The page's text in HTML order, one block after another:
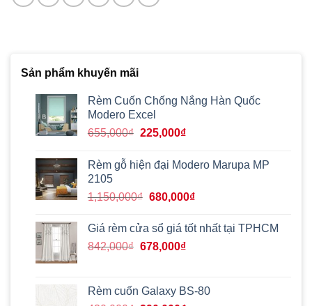
Sản phẩm khuyến mãi
Rèm Cuốn Chống Nắng Hàn Quốc
Modero Excel
655,000₫ Giá
là:
225,000₫Giá
tại
225,000₫.
Rèm gỗ hiện đại Modero Marupa MP
2105
1,150,000₫ Giá
là:
1,150,000₫.
680,000₫Giá
tại
Giá rèm cửa sổ giá tốt nhất tại TPHCM
842,000₫ Giá
842,000₫.
678,000₫Giá
là:
Rèm cuốn Galaxy BS-80